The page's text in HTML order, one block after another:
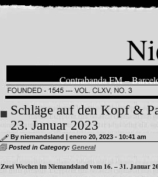
Contrabanda FM –
Schläge auf den Kopf &
23. Januar 2023
By niemandsland | enero 20, 2023 - 10:41 am
Posted in Category: General
Zwei Wochen im Niemandsland vom 16. – 31. Januar